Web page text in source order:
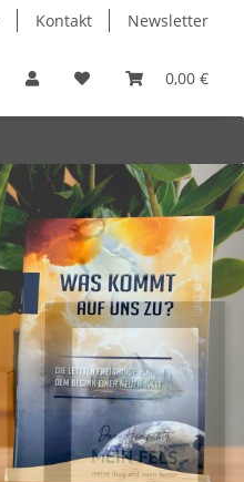
Kontakt Newsletter
0,00 €